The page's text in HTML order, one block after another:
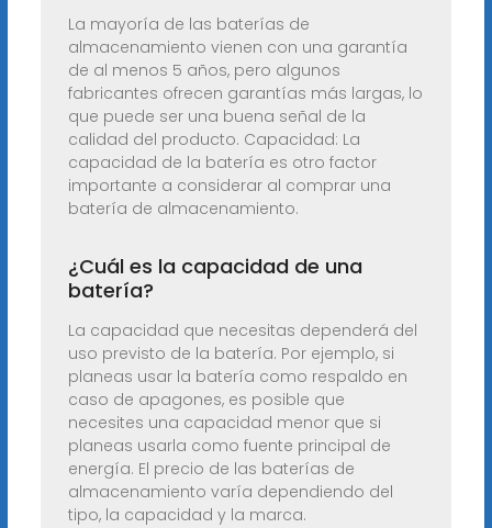
La mayoría de las baterías de
almacenamiento vienen con una garantía
de al menos 5 años, pero algunos
fabricantes ofrecen garantías más largas, lo
que puede ser una buena señal de la
calidad del producto. Capacidad: La
capacidad de la batería es otro factor
importante a considerar al comprar una
batería de almacenamiento.
¿Cuál es la capacidad de una
batería?
La capacidad que necesitas dependerá del
uso previsto de la batería. Por ejemplo, si
planeas usar la batería como respaldo en
caso de apagones, es posible que
necesites una capacidad menor que si
planeas usarla como fuente principal de
energía. El precio de las baterías de
almacenamiento varía dependiendo del
tipo, la capacidad y la marca.